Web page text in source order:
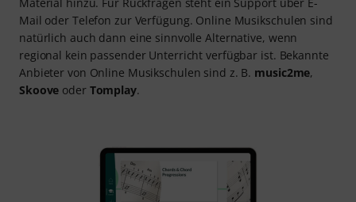
Mail oder Telefon zur Verfügung. Online Musikschulen sind
natürlich auch dann eine sinnvolle Alternative, wenn
regional kein passender Unterricht verfügbar ist. Bekannte
Anbieter von Online Musikschulen sind z. B. music2me,
Skoove oderTomplay.